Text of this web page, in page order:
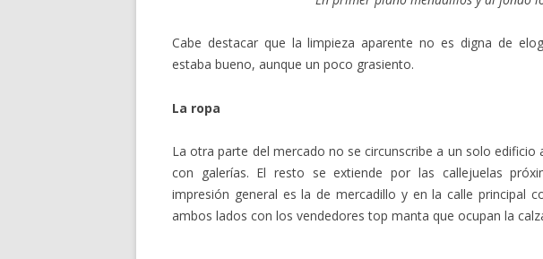
Cabe destacar que la limpieza aparente no es digna de
estaba bueno, aunque un poco grasiento.
La ropa
La otra parte del mercado no se circunscribe a un solo edificio
con galerías. El resto se extiende por las callejuelas
impresión general es la de mercadillo y en la calle principal
ambos lados con los vendedores top manta que ocupan la